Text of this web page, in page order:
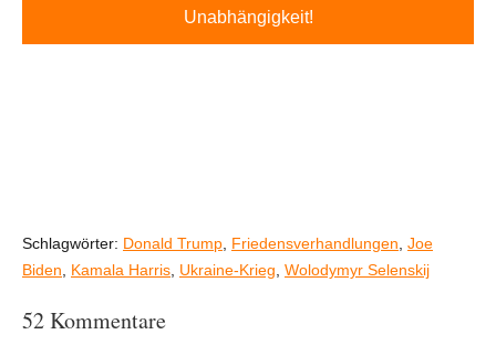
Unabhängigkeit!
Schlagwörter: Donald Trump, Friedensverhandlungen, Joe
Biden, Kamala Harris, Ukraine-Krieg, Wolodymyr Selenskij
52 Kommentare